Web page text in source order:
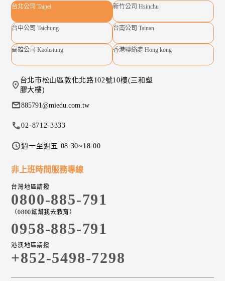
台北公司 Taipei 新竹公司 Hsinchu
台中公司 Taichung 台南公司 Tainan
高雄公司 Kaohsiung 香港聯絡處 Hong kong
台北市松山區敦化北路102號10樓(三和塑
膠大樓)
885791@miedu.com.tw
02-8712-3333
週一至週五 08:30~18:00
非上班時間服務專線
台灣地區請撥
0800-885-791
（0800幫幫我去教育）
0958-885-791
港澳地區請撥
+852-5498-7298